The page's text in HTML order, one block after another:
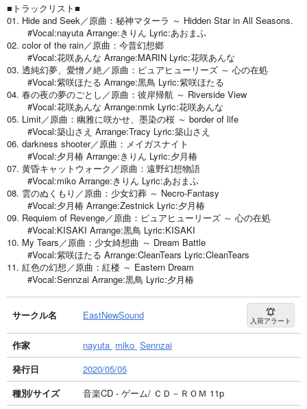
■トラックリスト■
01. Hide and Seek／原曲：秘神マターラ ～ Hidden Star in All Seasons.
#Vocal:nayuta Arrange:きりん Lyric:あおまふ
02. color of the rain／原曲：今昔幻想郷
#Vocal:花咲あんな Arrange:MARIN Lyric:花咲あんな
03. 透純幻夢、愛憎ノ絶／原曲：ピュアヒューリーズ ～ 心の在処
#Vocal:紫咲ほたる Arrange:黒鳥 Lyric:紫咲ほたる
04. 春の夜の夢のごとし／原曲：彼岸帰航 ～ Riverside View
#Vocal:花咲あんな Arrange:nmk Lyric:花咲あんな
05. Limit／原曲：幽雅に咲かせ、墨染の桜 ～ border of life
#Vocal:築山さえ Arrange:Tracy Lyric:築山さえ
06. darkness shooter／原曲：メイガスナイト
#Vocal:夕月椿 Arrange:きりん Lyric:夕月椿
07. 黄昏キャットウォーク／原曲：遠野幻想物語
#Vocal:miko Arrange:きりん Lyric:あおまふ
08. 雲のぬくもり／原曲：少女幻葬 ～ Necro-Fantasy
#Vocal:夕月椿 Arrange:Zestnick Lyric:夕月椿
09. Requiem of Revenge／原曲：ピュアヒューリーズ ～ 心の在処
#Vocal:KISAKI Arrange:黒鳥 Lyric:KISAKI
10. My Tears／原曲：少女綺想曲 ～ Dream Battle
#Vocal:紫咲ほたる Arrange:CleanTears Lyric:CleanTears
11. 紅色の幻想／原曲：紅楼 ～ Eastern Dream
#Vocal:Sennzai Arrange:黒鳥 Lyric:夕月椿
サークル名 EastNewSound 入荷アラート
作家 nayuta miko Sennzai
発行日
2020/05/05
種別/サイズ
音楽CD - ゲーム/ ＣＤ－ＲＯＭ 11p